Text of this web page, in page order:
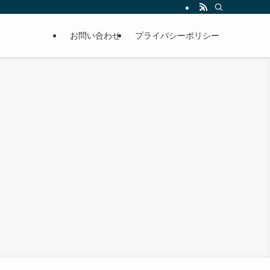
お問い合わせ プライバシーポリシー